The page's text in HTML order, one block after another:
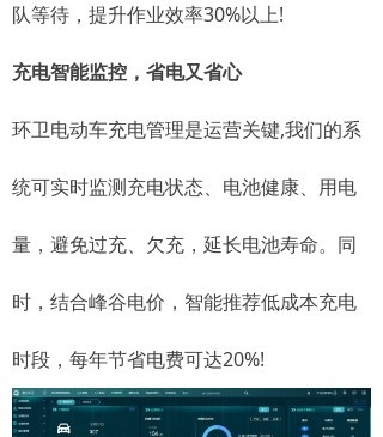
队等待，提升作业效率30%以上!
充电智能监控，省电又省心
环卫电动车充电管理是运营关键,我们的系
统可实时监测充电状态、电池健康、用电
量，避免过充、欠充，延长电池寿命。同
时，结合峰谷电价，智能推荐低成本充电
时段，每年节省电费可达20%!